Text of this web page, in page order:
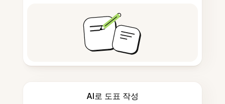
AI로 도표 작성